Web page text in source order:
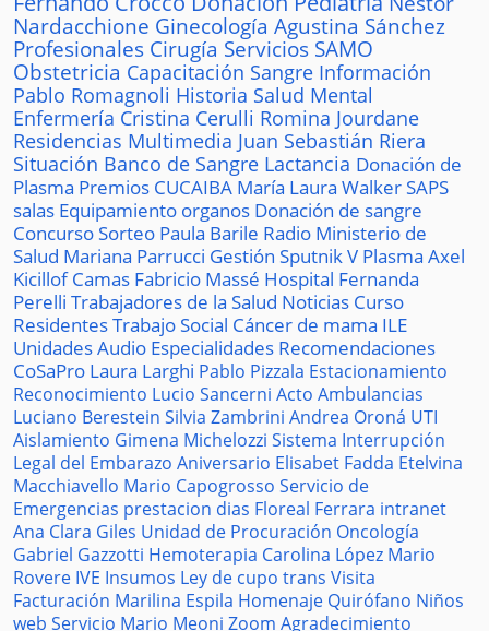
Nardacchione Ginecología Agustina Sánchez
Profesionales Cirugía Servicios SAMO
Obstetricia Capacitación Sangre Información
Pablo Romagnoli Historia Salud Mental
Enfermería Cristina Cerulli Romina Jourdane
Residencias Multimedia Juan Sebastián Riera
Situación Banco de Sangre Lactancia Donación de
Plasma Premios CUCAIBA María Laura WalkerSAPS
salas Equipamiento organos Donación de sangre
ConcursoSorteo Paula Barile Radio Ministerio de
Salud Mariana Parrucci Gestión Sputnik V Plasma Axel
KicillofCamas Fabricio Massé Hospital Fernanda
Perelli Trabajadores de la Salud Noticias Curso
ResidentesTrabajo Social Cáncer de mama ILE
UnidadesAudio Especialidades Recomendaciones
CoSaPro Laura Larghi Pablo Pizzala Estacionamiento
Reconocimiento Lucio Sancerni Acto Ambulancias
Luciano Berestein Silvia Zambrini Andrea Oroná UTI
Aislamiento Gimena Michelozzi Sistema Interrupción
Legal del Embarazo Aniversario Elisabet Fadda Etelvina
Macchiavello Mario Capogrosso Servicio de
Emergencias prestacion dias Floreal Ferrara intranet
Ana Clara Giles Unidad de Procuración Oncología
Gabriel Gazzotti Hemoterapia Carolina López Mario
Rovere IVE Insumos Ley de cupo trans Visita
Facturación Marilina Espila Homenaje Quirófano Niños
web Servicio Mario Meoni Zoom Agradecimiento